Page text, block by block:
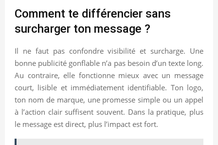
Comment te différencier sans
surcharger ton message ?
Il ne faut pas confondre visibilité et surcharge. Une
bonne publicité gonflable n’a pas besoin d’un texte long.
Au contraire, elle fonctionne mieux avec un message
court, lisible et immédiatement identifiable. Ton logo,
ton nom de marque, une promesse simple ou un appel
à l’action clair suffisent souvent. Dans la pratique, plus
le message est direct, plus l’impact est fort.